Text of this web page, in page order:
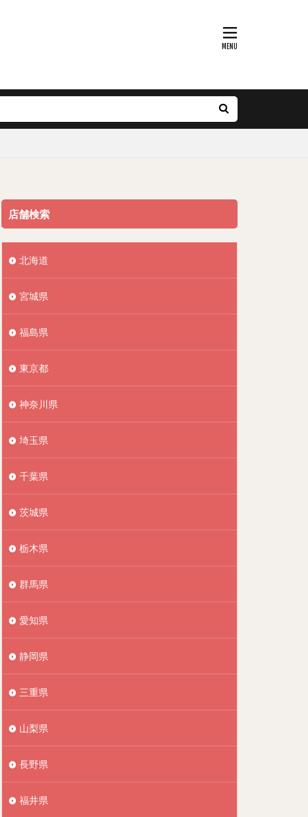
店舗検索
北海道
宮城県
福島県
東京都
神奈川県
埼玉県
千葉県
茨城県
栃木県
群馬県
愛知県
静岡県
三重県
山梨県
長野県
福井県